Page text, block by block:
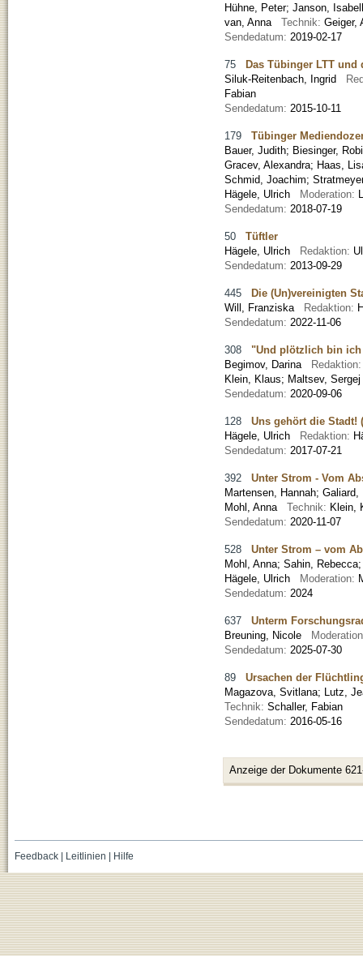
Hühne, Peter; Janson, Isabell
van, Anna Technik: Geiger,
Sendedatum: 2019-02-17
75 Das Tübinger LTT und
Siluk-Reitenbach, Ingrid
Fabian
Sendedatum: 2015-10-11
179 Tübinger
Bauer, Judith; Biesinger,
Gracev, Alexandra; Haas,
Schmid, Joachim;
Hägele, Ulrich Moderation:
Sendedatum: 2018-07-19
50 Tüftler
Hägele, Ulrich
Redaktion:
Sendedatum: 2013-09-29
445 Die (Un)vereinigten
Will, Franziska
Redaktion:
Sendedatum: 2022-11-06
308 "Und plötzlich bin ich
Begimov, Darina
Klein, Klaus; Maltsev, Sergej
Sendedatum: 2020-09-06
128 Uns gehört die Stadt!
Hägele, Ulrich
Redaktion:
Sendedatum: 2017-07-21
392 Unter Strom - Vom
Martensen, Hannah; Galiard,
Mohl, Anna Technik: Klein,
Sendedatum: 2020-11-07
528 Unter Strom – vom
Mohl, Anna; Sahin, Rebecca
Hägele, Ulrich Moderation:
Sendedatum: 2024
637 Unterm
Breuning, Nicole
Sendedatum: 2025-07-30
89 Ursachen der
Magazova, Svitlana; Lutz,
Technik: Schaller, Fabian
Sendedatum: 2016-05-16
Anzeige der Dokumente
Feedback| Leitlinien | Hilfe